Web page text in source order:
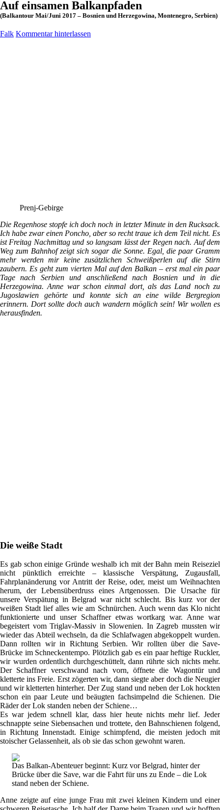
Auf einsamen Balkanpfaden
(Balkantour Mai/Juni 2017 – Bosnien und Herzegowina, Montenegro, Serbien)
Falk Kommentar hinterlassen
Prenj-Gebirge
Die Regenhose stopfe ich doch noch in letzter Minute in den Rucksack.
Ich habe zwar einen Poncho, aber so recht traue ich dem Teil nicht. Es
ist Freitag Nachmittag und so langsam lässt der Regen nach. Auf dem
Weg zum Bahnhof zeigt sich sogar die Sonne. Egal, die paar Gramm
mehr werden mir keine zusätzlichen Schweißperlen auf die Stirn
zaubern. Es geht zum vierten Mal auf den Balkan – erst mal ein paar
Tage nach Serbien und anschließend nach Bosnien und in die
Herzegowina. Anne war schon einmal dort, als das Land noch zu
Jugoslawien gehörte und konnte sich an eine wilde Bergregion
erinnern. Dort sollte doch auch wandern möglich sein! Wir wollen es
herausfinden.
Die weiße Stadt
Es gab schon einige Gründe weshalb ich mit der Bahn mein Reiseziel
nicht pünktlich erreichte – klassische Verspätung, Zugausfall,
Fahrplanänderung vor Antritt der Reise, oder, meist um Weihnachten
herum, der Lebensüberdruss eines Artgenossen. Die Ursache für
unsere Verspätung in Belgrad war nicht schlecht. Bis kurz vor der
weißen Stadt lief alles wie am Schnürchen. Auch wenn das Klo nicht
funktionierte und unser Schaffner etwas wortkarg war. Anne war
begeistert vom Triglav-Massiv in Slowenien. In Zagreb mussten wir
wieder das Abteil wechseln, da die Schlafwagen abgekoppelt wurden.
Dann rollten wir in Richtung Serbien. Wir rollten über die Save-
Brücke im Schneckentempo. Plötzlich gab es ein paar heftige Ruckler,
wir wurden ordentlich durchgeschüttelt, dann rührte sich nichts mehr.
Der Schaffner verschwand nach vorn, öffnete die Wagontür und
kletterte ins Freie. Erst zögerten wir, dann siegte aber doch die Neugier
und wir kletterten hinterher. Der Zug stand und neben der Lok hockten
schon ein paar Leute und beäugten fachsimpelnd die Schienen. Die
Räder der Lok standen neben der Schiene…
Es war jedem schnell klar, dass hier heute nichts mehr lief. Jeder
schnappte seine Siebensachen und trottete, den Bahnschienen folgend,
in Richtung Innenstadt. Einige schimpfend, die meisten jedoch mit
stoischer Gelassenheit, als ob sie das schon gewohnt waren.
Das Balkan-Abenteuer beginnt: Kurz vor Belgrad, hinter der
Brücke über die Save, war die Fahrt für uns zu Ende – die Lok
stand neben der Schiene.
Anne zeigte auf eine junge Frau mit zwei kleinen Kindern und einer